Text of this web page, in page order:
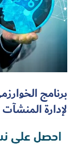
لإدارة المنشآت